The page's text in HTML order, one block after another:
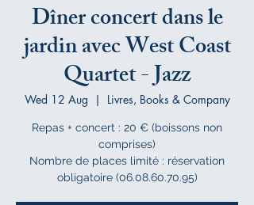
Dîner concert dans le
jardin avec West Coast
Quartet - Jazz
Wed 12 Aug
  |
Livres, Books & Company
Repas + concert : 20 € (boissons non
comprises)
Nombre de places limité : réservation
obligatoire (06.08.60.70.95)